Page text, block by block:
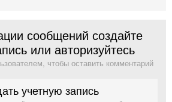
сообщений создайте
или авторизуйтесь
чтобы оставить комментарий
учетную запись